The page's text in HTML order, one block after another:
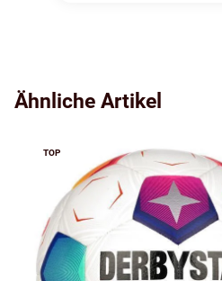
Ähnliche Artikel
TOP